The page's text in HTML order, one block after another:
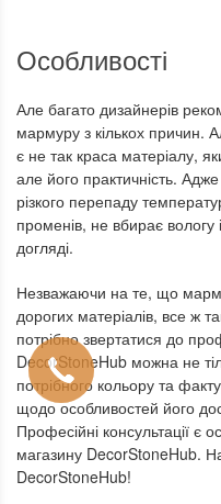
Особливості
Але багато дизайнерів
мармуру з кількох причин.
є не так краса матеріалу,
але його практичність.
різкого перепаду
променів, не вбирає вологу
догляді.
Незважаючи на те, що
дорогих матеріалів, все ж
потрібно звертатися до
DecorStoneHub можна не
потрібного кольору та
щодо особливостей його
Професійні консультації є
магазину DecorStoneHub.
DecorStoneHub!